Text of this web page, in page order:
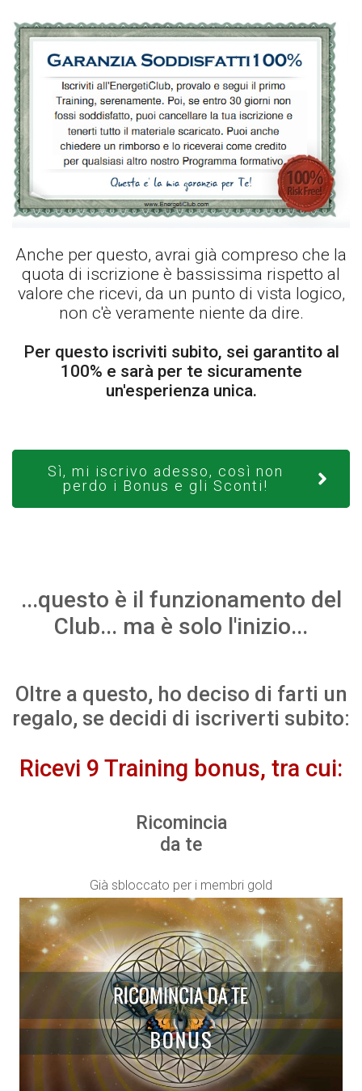
Anche per questo, avrai già compreso che la
quota di iscrizione è bassissima rispetto al
valore che ricevi, da un punto di vista logico,
non c'è veramente niente da dire.
Per questo iscriviti subito, sei garantito al
100% e sarà per te sicuramente
un'esperienza unica.
Sì, mi iscrivo adesso, così non
perdo i Bonus e gli Sconti!
...questo è il funzionamento del
Club... ma è solo l'inizio...
Oltre a questo, ho deciso di farti un
regalo, se decidi di iscriverti subito:
Ricevi 9 Training bonus, tra cui:
Ricomincia
da te
Già sbloccato per i membri gold